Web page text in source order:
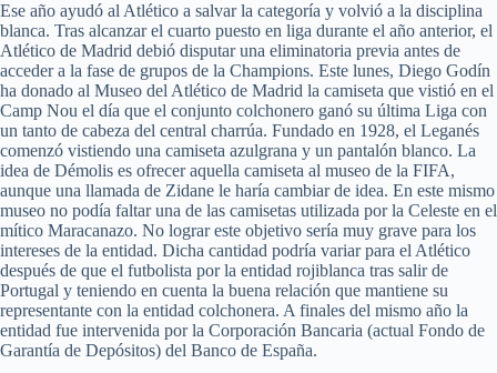
Ese año ayudó al Atlético a salvar la categoría y volvió a la disciplina
blanca. Tras alcanzar el cuarto puesto en liga durante el año anterior, el
Atlético de Madrid debió disputar una eliminatoria previa antes de
acceder a la fase de grupos de la Champions. Este lunes, Diego Godín
ha donado al Museo del Atlético de Madrid la camiseta que vistió en el
Camp Nou el día que el conjunto colchonero ganó su última Liga con
un tanto de cabeza del central charrúa. Fundado en 1928, el Leganés
comenzó vistiendo una camiseta azulgrana y un pantalón blanco. La
idea de Démolis es ofrecer aquella camiseta al museo de la FIFA,
aunque una llamada de Zidane le haría cambiar de idea. En este mismo
museo no podía faltar una de las camisetas utilizada por la Celeste en el
mítico Maracanazo. No lograr este objetivo sería muy grave para los
intereses de la entidad. Dicha cantidad podría variar para el Atlético
después de que el futbolista por la entidad rojiblanca tras salir de
Portugal y teniendo en cuenta la buena relación que mantiene su
representante con la entidad colchonera. A finales del mismo año la
entidad fue intervenida por la Corporación Bancaria (actual Fondo de
Garantía de Depósitos) del Banco de España.